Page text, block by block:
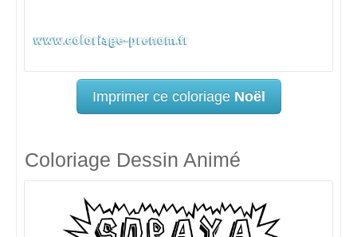
Imprimer ce coloriage Noël
Coloriage Dessin Animé